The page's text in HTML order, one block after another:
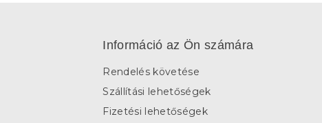
Információ az Ön számára
Rendelés követése
Szállítási lehetőségek
Fizetési lehetőségek